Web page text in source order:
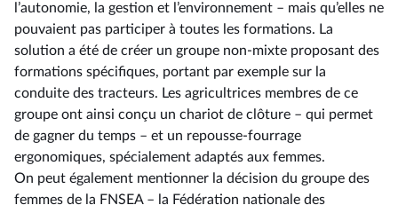
l’autonomie, la gestion et l’environnement – mais qu’elles ne
pouvaient pas participer à toutes les formations. La
solution a été de créer un groupe non-mixte proposant des
formations spécifiques, portant par exemple sur la
conduite des tracteurs. Les agricultrices membres de ce
groupe ont ainsi conçu un chariot de clôture –⁠ qui permet
de gagner du temps – et un repousse-fourrage
ergonomiques, spécialement adaptés aux femmes.
On peut également mentionner la décision du groupe des
femmes de la FNSEA –⁠ la Fédération nationale des